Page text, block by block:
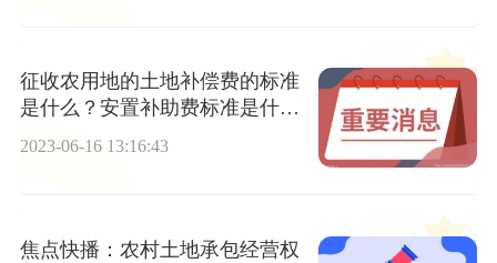
征收农用地的土地补偿费的标准
是什么？安置补助费标准是什
么？|每日快播
2023-06-16 13:16:43
焦点快播：农村土地承包经营权